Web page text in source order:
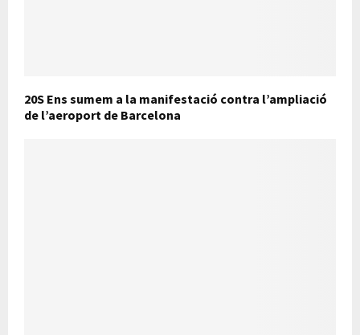
20S Ens sumem a la manifestació contra l’ampliació
de l’aeroport de Barcelona